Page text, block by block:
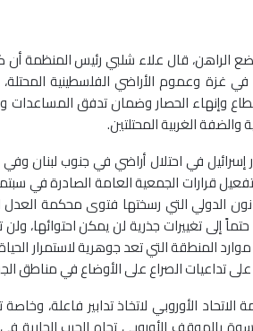
الراهن، قال علاء شلبي رئيس المنظمة
في غزة وعموم الأراضي الفلسطينية
وإنهاء الحصار وضمان تدفق المساعدات
الغربية المحتلتين.
في احتلال أراضي في جنوب لبنان وفي
إلى تغييرات جذرية لن يمكن
المنطقة التي تعد جوهرية لاستمرار
على تداعيات الصراع على الأوضاع في مناطق
الأوروبي لاتخاذ تدابير فاعلة،